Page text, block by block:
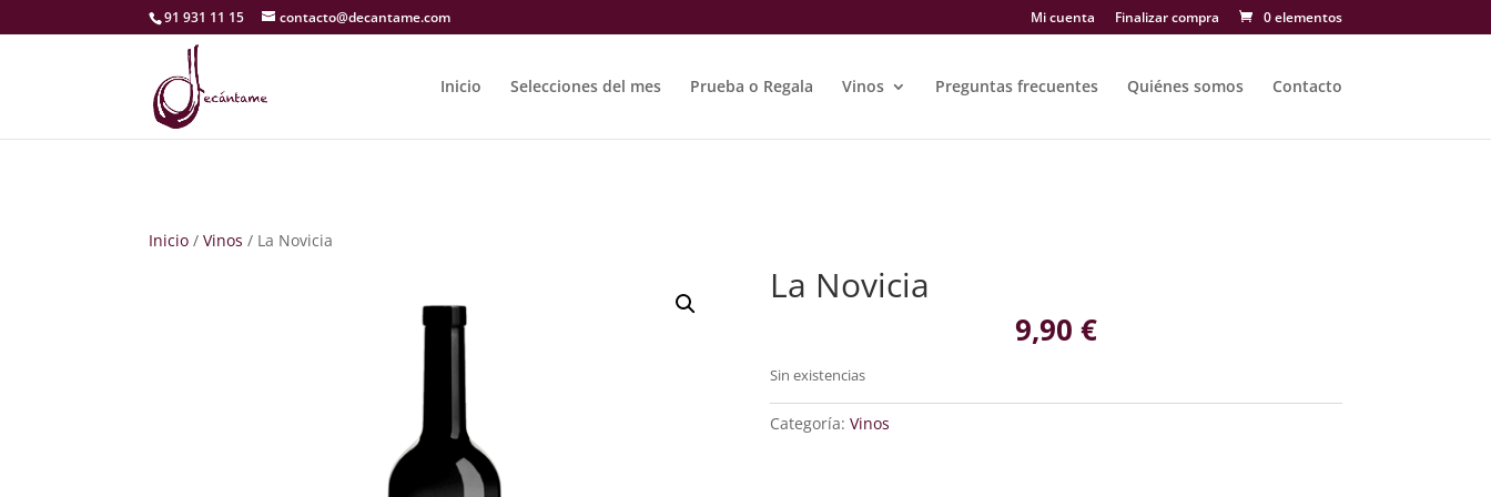
91 931 11 15 contacto@decantame.com Mi cuenta Finalizar compra 0 elementos
Inicio Selecciones del mes Prueba o Regala Vinos Preguntas frecuentes Quiénes somos Contacto
Inicio /Vinos / La Novicia
La Novicia
9,90 €
Sin existencias
Categoría: Vinos